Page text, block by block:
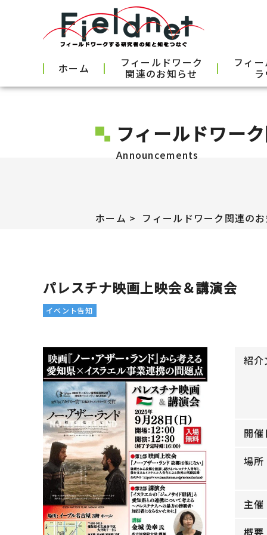
ホーム フィールドワーク
関連のお知らせ
フィ
フィールドワー
Announcements
ホーム フィールドワーク関連の
パレスチナ映画上映会＆講演会
イベント告知
紹介
開
場所
主催
概要